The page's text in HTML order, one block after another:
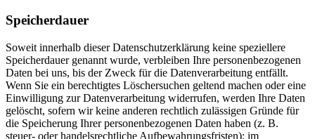
Speicherdauer
Soweit innerhalb dieser Datenschutzerklärung keine speziellere
Speicherdauer genannt wurde, verbleiben Ihre personenbezogenen
Daten bei uns, bis der Zweck für die Datenverarbeitung entfällt.
Wenn Sie ein berechtigtes Löschersuchen geltend machen oder eine
Einwilligung zur Datenverarbeitung widerrufen, werden Ihre Daten
gelöscht, sofern wir keine anderen rechtlich zulässigen Gründe für
die Speicherung Ihrer personenbezogenen Daten haben (z. B.
steuer- oder handelsrechtliche Aufbewahrungsfristen); im